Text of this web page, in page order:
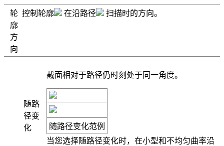
轮
廓
方
向
控制 轮廓 在沿路径 扫描时的方向。
随路
径变
化
截面相对于路径仍时刻处于同一角度。
随路径变化范例
当您选择随路径变化时，在小型和不均匀曲率沿